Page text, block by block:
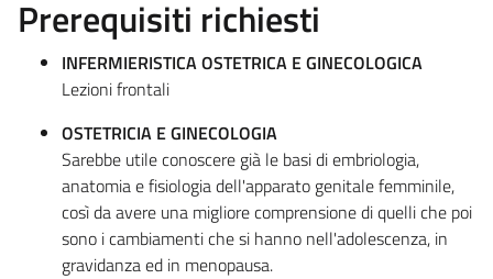
Prerequisiti richiesti
INFERMIERISTICA OSTETRICA E GINECOLOGICA
Lezioni frontali
OSTETRICIA E GINECOLOGIA
Sarebbe utile conoscere già le basi di embriologia,
anatomia e fisiologia dell'apparato genitale femminile,
così da avere una migliore comprensione di quelli che poi
sono i cambiamenti che si hanno nell'adolescenza, in
gravidanza ed in menopausa.